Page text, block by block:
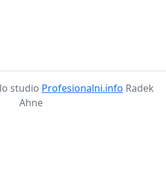
studio Profesionalni.info Radek
Ahne